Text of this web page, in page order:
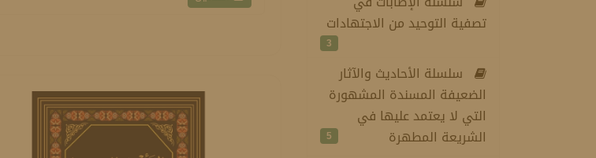
تصفية التوحيد من الاجتهادات
3
سلسلة الأحاديث والآثار
الضعيفة المسندة المشهورة
التي لا يعتمد عليها في
الشريعة المطهرة
5